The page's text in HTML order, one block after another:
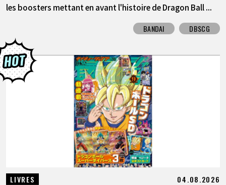
les boosters mettant en avant l'histoire de Dragon Ball ...
BANDAI DBSCG
LIVRES 04.08.2026